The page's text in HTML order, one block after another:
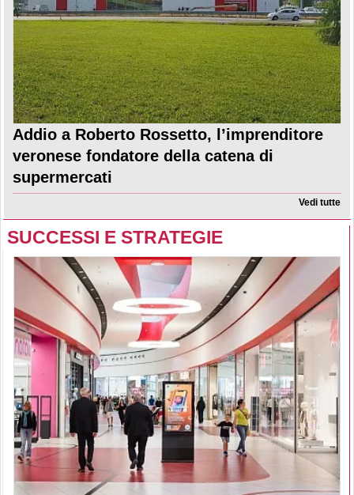
Addio a Roberto Rossetto, l’imprenditore
veronese fondatore della catena di
supermercati
Vedi tutte
SUCCESSI E STRATEGIE